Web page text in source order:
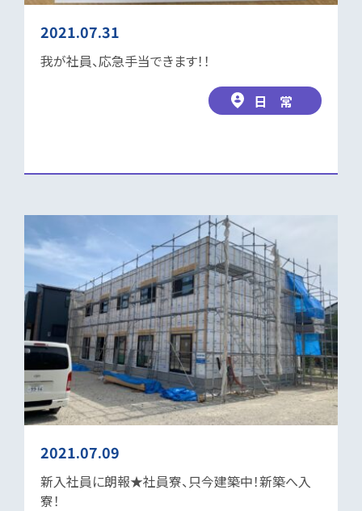
2021.07.31
我が社員、応急手当できます！！
日 常
2021.07.09
新入社員に朗報★社員寮、只今建築中！新築へ入
寮！